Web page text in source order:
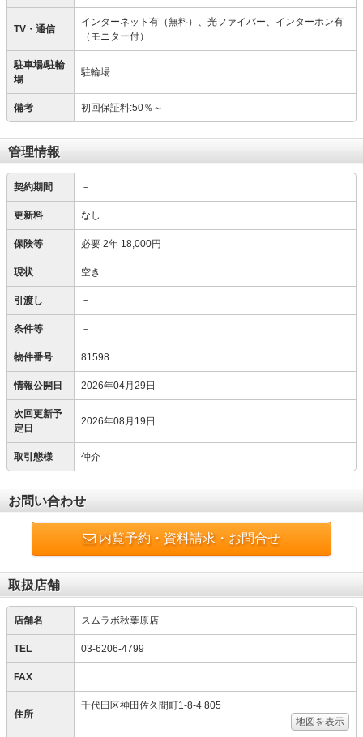
TV・通信
インターネット有（無料）、光ファイバー、インターホン有
（モニター付）
駐車場/駐輪
場
駐輪場
備考 初回保証料:50％～
管理情報
契約期間 －
更新料 なし
保険等 必要 2年 18,000円
現状 空き
引渡し －
条件等 －
物件番号 81598
情報公開日 2026年04月29日
次回更新予
定日
2026年08月19日
取引態様 仲介
お問い合わせ
内覧予約・資料請求・お問合せ
取扱店舗
店舗名 スムラボ秋葉原店
TEL 03-6206-4799
FAX
住所
千代田区神田佐久間町1-8-4 805
地図を表示